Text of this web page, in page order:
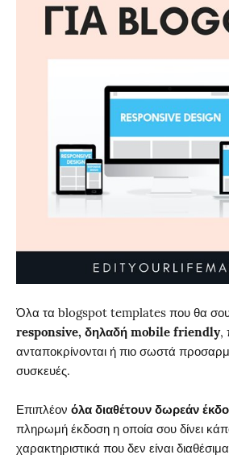
Όλα τα blogspot templates που θα σου
responsive, δηλαδή mobile friendly,
ανταποκρίνονται ή πιο σωστά
συσκευές.
Επιπλέον όλα διαθέτουν δωρεάν
πληρωμή έκδοση η οποία σου δίνει
χαρακτηριστικά που δεν είναι